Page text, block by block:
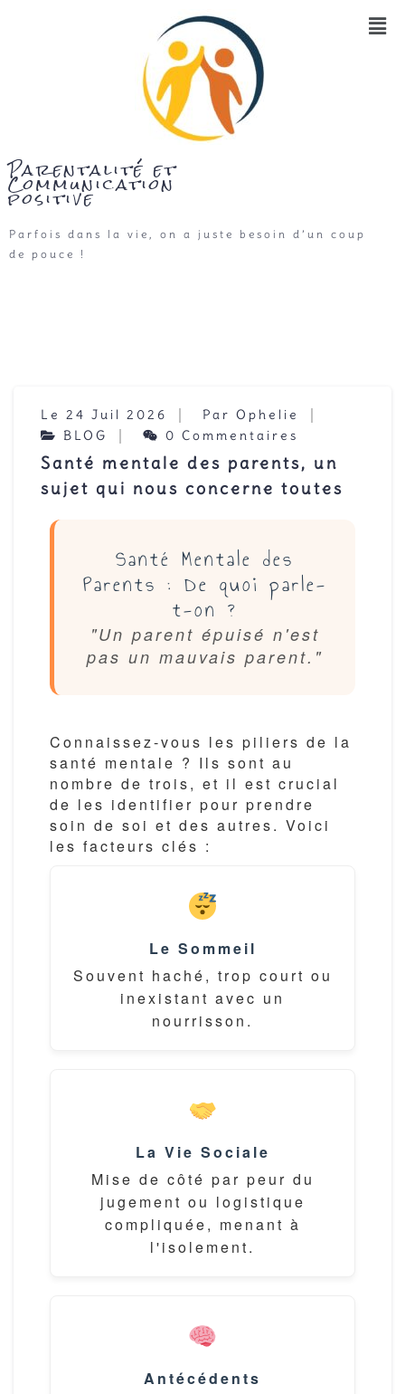
Parentalité et
Communication
positive
Parfois dans la vie, on a juste besoin d’un coup
de pouce !
Le 24 Juil 2026
Par Ophelie
BLOG
0 Commentaires
Santé mentale des parents, un
sujet qui nous concerne toutes
Santé Mentale des
Parents : De quoi parle-
t-on ?
"Un parent épuisé n'est
pas un mauvais parent."
Connaissez-vous les piliers de la
santé mentale ? Ils sont au
nombre de trois, et il est crucial
de les identifier pour prendre
soin de soi et des autres. Voici
les facteurs clés :
Le Sommeil
Souvent haché, trop court ou
inexistant avec un
nourrisson.
La Vie Sociale
Mise de côté par peur du
jugement ou logistique
compliquée, menant à
l'isolement.
Antécédents